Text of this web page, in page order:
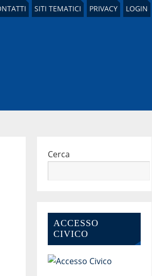
SITI TEMATICI PRIVACY LOGIN
Cerca
ACCESSO
CIVICO